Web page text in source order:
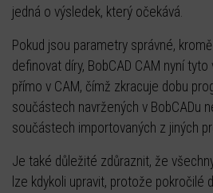
jedná o výsledek, který očekává.
Pokud jsou parametry správné,
definovat díry, BobCAD CAM nyní
přímo v CAM, čímž zkracuje dobu
součástech navržených v BobCADu
součástech importovaných z jiných
Je také důležité zdůraznit, že
lze kdykoli upravit, protože pokročilé